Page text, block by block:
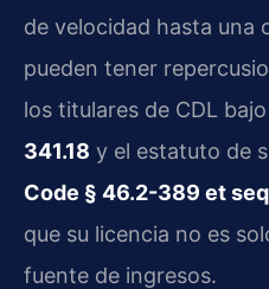
de velocidad hasta una
pueden tener
los titulares de CDL
341.18 y el estatuto de
Code § 46.2-389 et
que su licencia no es
fuente de ingresos.